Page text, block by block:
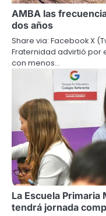
AMBA las
dos años
Share via: Facebook X
Fraternidad advirtió por
con menos…
La Escuela
tendrá jornada